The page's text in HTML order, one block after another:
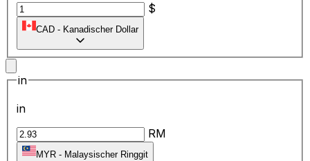
$
CAD - Kanadischer Dollar
in
in
RM
MYR - Malaysischer Ringgit